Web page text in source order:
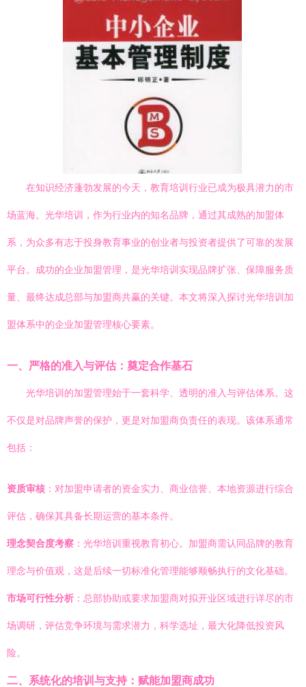
在知识经济蓬勃发展的今天，教育培训行业已成为极具潜力的市
场蓝海。光华培训，作为行业内的知名品牌，通过其成熟的加盟体
系，为众多有志于投身教育事业的创业者与投资者提供了可靠的发展
平台。成功的企业加盟管理，是光华培训实现品牌扩张、保障服务质
量、最终达成总部与加盟商共赢的关键。本文将深入探讨光华培训加
盟体系中的企业加盟管理核心要素。
一、严格的准入与评估：奠定合作基石
光华培训的加盟管理始于一套科学、透明的准入与评估体系。这
不仅是对品牌声誉的保护，更是对加盟商负责任的表现。该体系通常
包括：
资质审核 ：对加盟申请者的资金实力、商业信誉、本地资源进行综合
评估，确保其具备长期运营的基本条件。
理念契合度考察 ：光华培训重视教育初心。加盟商需认同品牌的教育
理念与价值观，这是后续一切标准化管理能够顺畅执行的文化基础。
市场可行性分析 ：总部协助或要求加盟商对拟开业区域进行详尽的市
场调研，评估竞争环境与需求潜力，科学选址，最大化降低投资风
险。
二、系统化的培训与支持：赋能加盟商成功